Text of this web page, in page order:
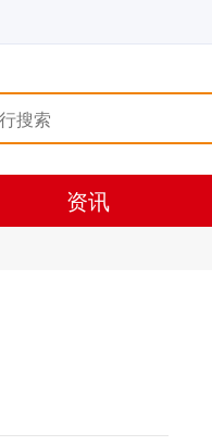
资讯